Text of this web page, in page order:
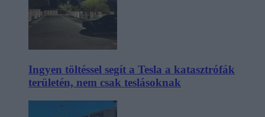
Ingyen töltéssel segít a Tesla a katasztrófák
területén, nem csak teslásoknak